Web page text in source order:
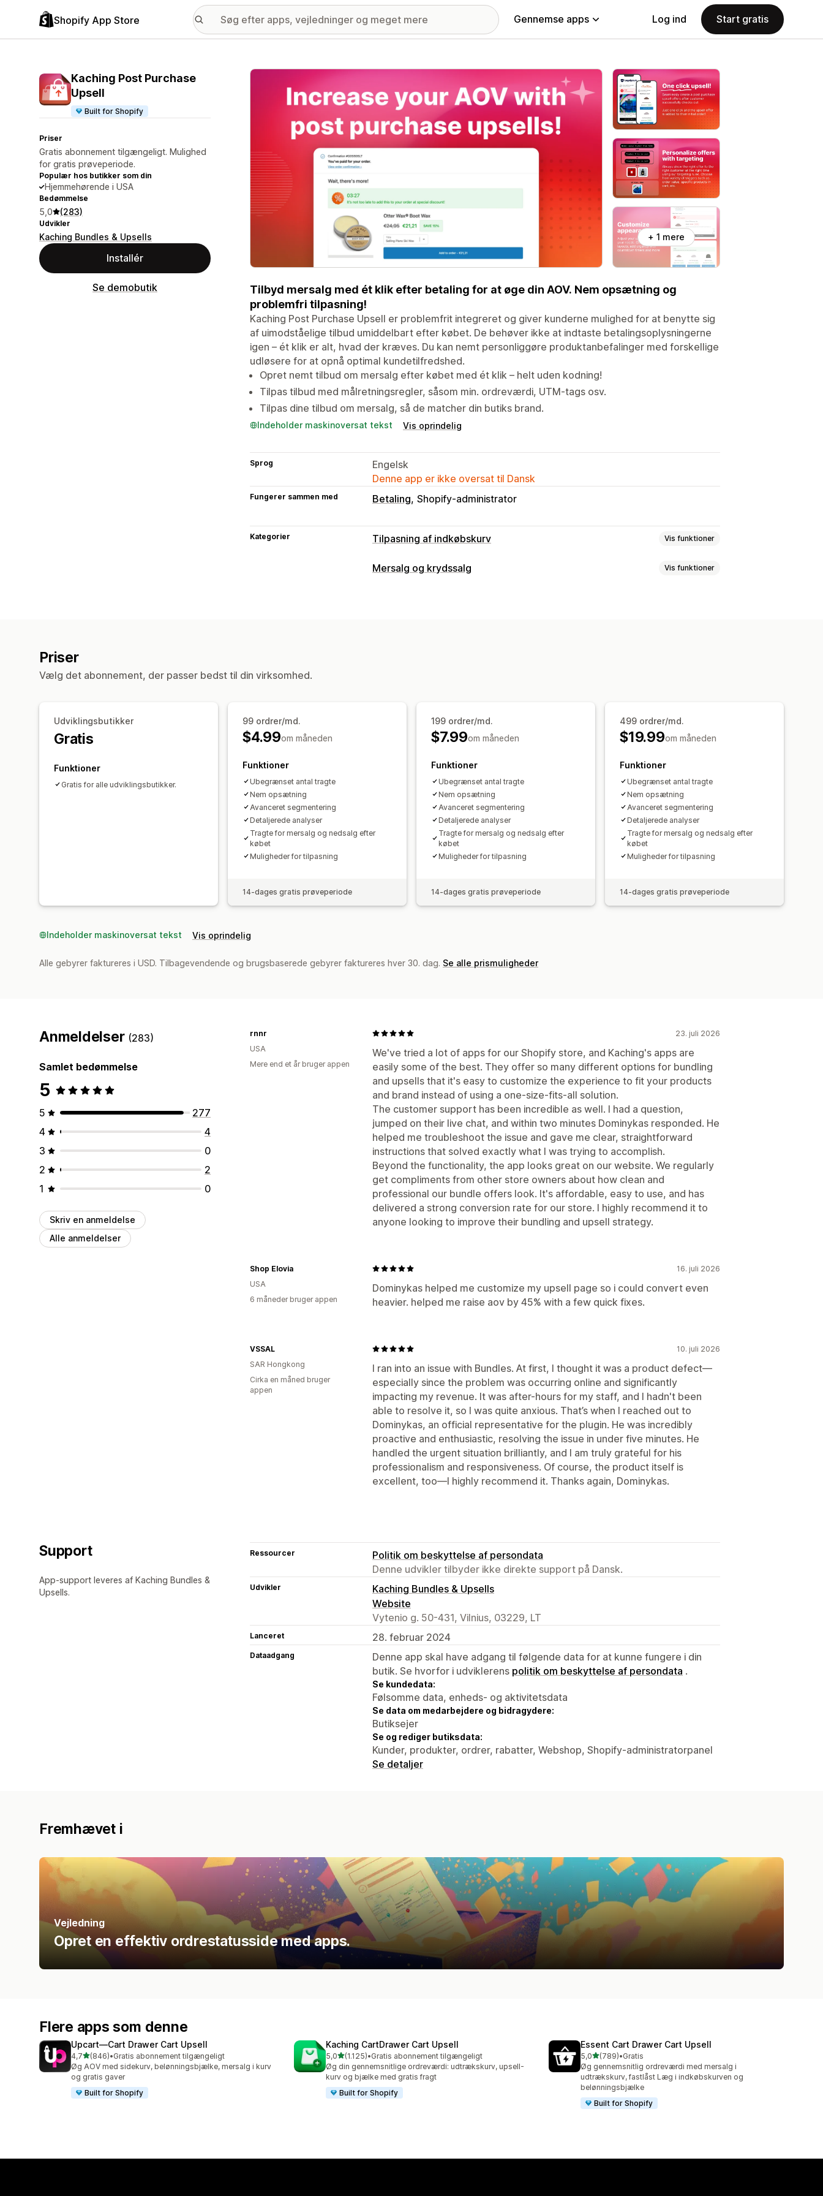
Shopify App Store Gennemse apps Log ind Start gratis
Kaching Post Purchase
Upsell
Built for Shopify
Priser
Gratis abonnement tilgængeligt. Mulighed
for gratis prøveperiode.
Populær hos butikker som din
Hjemmehørende i USA
Bedømmelse
5,0 (283)
Udvikler
Kaching Bundles & Upsells
Installér
Se demobutik
Galleri med udvalgte billeder
+ 1 mere
Tilbyd mersalg med ét klik efter betaling for at øge din AOV. Nem opsætning og
problemfri tilpasning!
Kaching Post Purchase Upsell er problemfrit integreret og giver kunderne mulighed for at benytte sig
af uimodståelige tilbud umiddelbart efter købet. De behøver ikke at indtaste betalingsoplysningerne
igen – ét klik er alt, hvad der kræves. Du kan nemt personliggøre produktanbefalinger med forskellige
udløsere for at opnå optimal kundetilfredshed.
Opret nemt tilbud om mersalg efter købet med ét klik – helt uden kodning!
Tilpas tilbud med målretningsregler, såsom min. ordreværdi, UTM-tags osv.
Tilpas dine tilbud om mersalg, så de matcher din butiks brand.
Indeholder maskinoversat tekst Vis oprindelig
Sprog
Engelsk
Denne app er ikke oversat til Dansk
Fungerer sammen med Betaling Shopify-administrator
Kategorier Tilpasning af indkøbskurv Vis funktioner
Mersalg
Mersalg og krydssalg Vis funktioner
Konverteringsrater
Priser
Vælg det abonnement, der passer bedst til din virksomhed.
Udviklingsbutikker
Gratis
Funktioner
Gratis for alle udviklingsbutikker.
99 ordrer/md.
$4.99om måneden
Funktioner
Ubegrænset antal tragte
Nem opsætning
Avanceret segmentering
Detaljerede analyser
Tragte for mersalg og nedsalg efter
købet
Muligheder for tilpasning
14-dages gratis prøveperiode
199 ordrer/md.
$7.99om måneden
Funktioner
Ubegrænset antal tragte
Nem opsætning
Avanceret segmentering
Detaljerede analyser
Tragte for mersalg og nedsalg efter
købet
Muligheder for tilpasning
14-dages gratis prøveperiode
499 ordrer/md.
$19.99om måneden
Funktioner
Ubegrænset antal tragte
Nem opsætning
Avanceret segmentering
Detaljerede analyser
Tragte for mersalg og nedsalg efter
købet
Muligheder for tilpasning
14-dages gratis prøveperiode
Indeholder maskinoversat tekst Vis oprindelig
Alle gebyrer faktureres i USD. Tilbagevendende og brugsbaserede gebyrer faktureres hver 30. dag. Se alle prismuligheder
Anmeldelser (283)
Samlet bedømmelse
5
5
277
4
4
3
0
2
2
1
0
Skriv en anmeldelse
Alle anmeldelser
23. juli 2026
We've tried a lot of apps for our Shopify store, and Kaching's apps are
easily some of the best. They offer so many different options for bundling
and upsells that it's easy to customize the experience to fit your products
and brand instead of using a one-size-fits-all solution.
The customer support has been incredible as well. I had a question,
jumped on their live chat, and within two minutes Dominykas responded. He
helped me troubleshoot the issue and gave me clear, straightforward
instructions that solved exactly what I was trying to accomplish.
Beyond the functionality, the app looks great on our website. We regularly
get compliments from other store owners about how clean and
professional our bundle offers look. It's affordable, easy to use, and has
delivered a strong conversion rate for our store. I highly recommend it to
anyone looking to improve their bundling and upsell strategy.
rnnr
USA
Mere end et år bruger appen
16. juli 2026
Dominykas helped me customize my upsell page so i could convert even
heavier. helped me raise aov by 45% with a few quick fixes.
Shop Elovia
USA
6 måneder bruger appen
10. juli 2026
I ran into an issue with Bundles. At first, I thought it was a product defect—
especially since the problem was occurring online and significantly
impacting my revenue. It was after-hours for my staff, and I hadn't been
able to resolve it, so I was quite anxious. That’s when I reached out to
Dominykas, an official representative for the plugin. He was incredibly
proactive and enthusiastic, resolving the issue in under five minutes. He
handled the urgent situation brilliantly, and I am truly grateful for his
professionalism and responsiveness. Of course, the product itself is
excellent, too—I highly recommend it. Thanks again, Dominykas.
VSSAL
SAR Hongkong
Cirka en måned bruger
appen
Support
App-support leveres af Kaching Bundles &
Upsells.
Ressourcer
Politik om beskyttelse af persondata
Denne udvikler tilbyder ikke direkte support på Dansk.
Udvikler
Kaching Bundles & Upsells
Website
Vytenio g. 50-431, Vilnius, 03229, LT
Lanceret 28. februar 2024
Dataadgang
Denne app skal have adgang til følgende data for at kunne fungere i din
butik. Se hvorfor i udviklerens politik om beskyttelse af persondata .
Se kundedata:
Følsomme data, enheds- og aktivitetsdata
Se data om medarbejdere og bidragydere:
Butiksejer
Se og rediger butiksdata:
Kunder, produkter, ordrer, rabatter, Webshop, Shopify-administratorpanel
Se detaljer
Fremhævet i
Vejledning
Opret en effektiv ordrestatusside med apps.
Flere apps som denne
Upcart—Cart Drawer Cart Upsell
4,7ud af 5 stjerner
(846)
846 anmeldelser i alt
•Gratis abonnement tilgængeligt
Øg AOV med sidekurv, belønningsbjælke, mersalg i kurv
og gratis gaver
Built for Shopify
Kaching CartDrawer Cart Upsell
5,0ud af 5 stjerner
(1.125)
1125 anmeldelser i alt
•Gratis abonnement tilgængeligt
Øg din gennemsnitlige ordreværdi: udtrækskurv, upsell-
kurv og bjælke med gratis fragt
Built for Shopify
Essent Cart Drawer Cart Upsell
5,0ud af 5 stjerner
(789)
789 anmeldelser i alt
•Gratis
Øg gennemsnitlig ordreværdi med mersalg i
udtrækskurv, fastlåst Læg i indkøbskurven og
belønningsbjælke
Built for Shopify